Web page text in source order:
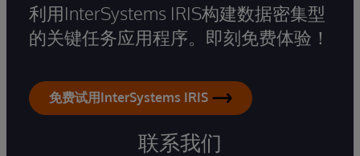
利用InterSystems IRIS构建数据密集型
的关键任务应用程序。即刻免费体验！
免费试用InterSystems IRIS
联系我们